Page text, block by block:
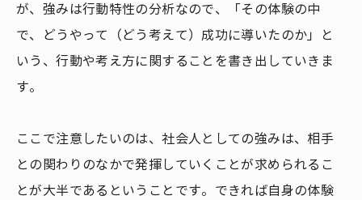
が、強みは行動特性の分析なので、「その体験の中
で、どうやって（どう考えて）成功に導いたのか」と
いう、行動や考え方に関することを書き出していきま
す。
ここで注意したいのは、社会人としての強みは、相手
との関わりのなかで発揮していくことが求められるこ
とが大半であるということです。できれば自身の体験